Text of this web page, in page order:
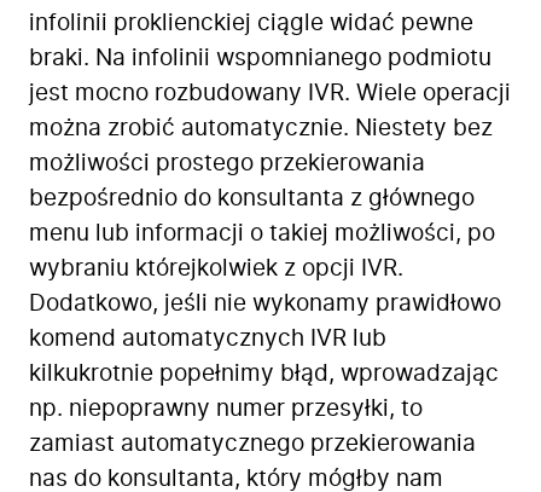
infolinii proklienckiej ciągle widać pewne
braki. Na infolinii wspomnianego podmiotu
jest mocno rozbudowany IVR. Wiele operacji
można zrobić automatycznie. Niestety bez
możliwości prostego przekierowania
bezpośrednio do konsultanta z głównego
menu lub informacji o takiej możliwości, po
wybraniu którejkolwiek z opcji IVR.
Dodatkowo, jeśli nie wykonamy prawidłowo
komend automatycznych IVR lub
kilkukrotnie popełnimy błąd, wprowadzając
np. niepoprawny numer przesyłki, to
zamiast automatycznego przekierowania
nas do konsultanta, który mógłby nam